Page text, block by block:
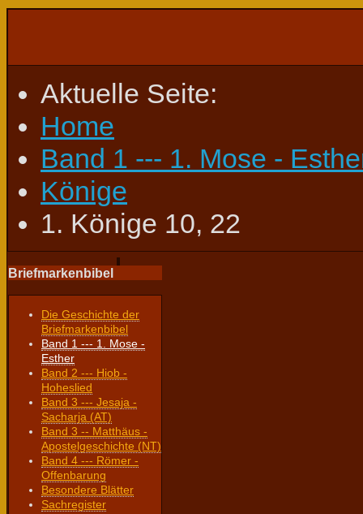
Aktuelle Seite:
Home
Band 1 --- 1. Mose -
Könige
1. Könige 10, 22
Briefmarkenbibel
Die Geschichte der
Briefmarkenbibel
Band 1 --- 1. Mose -
Esther
Band 2 --- Hiob -
Hoheslied
Band 3 --- Jesaja -
Sacharja (AT)
Band 3 -- Matthäus -
Apostelgeschichte (NT)
Band 4 --- Römer -
Offenbarung
Besondere Blätter
Sachregister